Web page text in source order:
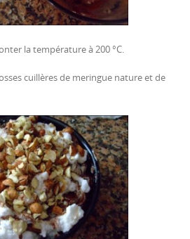
la température à 200 °C.
cuillères de meringue nature et de